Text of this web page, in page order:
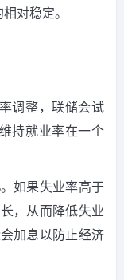
对稳定。
调整，联储会试
持就业率在一个
如果失业率高于
，从而降低失业
加息以防止经济